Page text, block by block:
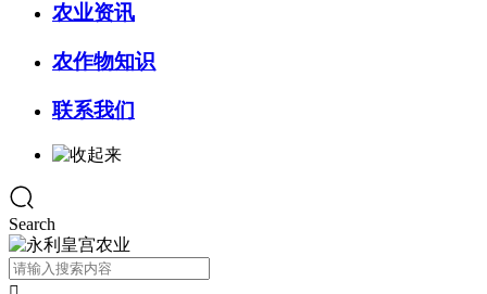
农业资讯
农作物知识
联系我们
Search